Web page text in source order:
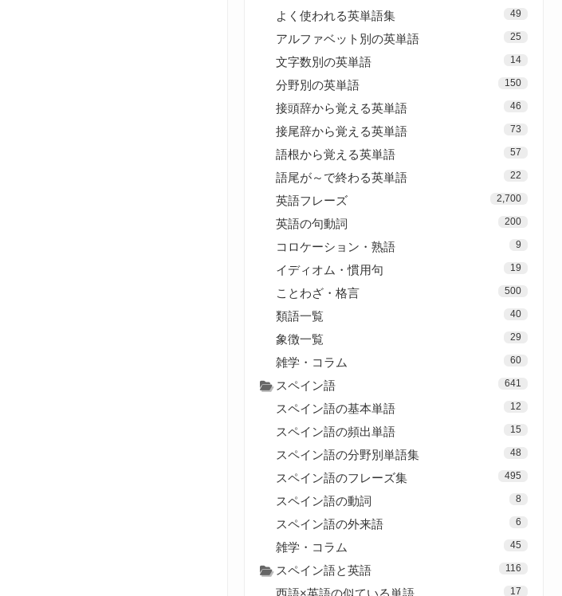
よく使われる英単語集 49
アルファベット別の英単語 25
文字数別の英単語 14
分野別の英単語 150
接頭辞から覚える英単語 46
接尾辞から覚える英単語 73
語根から覚える英単語 57
語尾が～で終わる英単語 22
英語フレーズ 2,700
英語の句動詞 200
コロケーション・熟語 9
イディオム・慣用句 19
ことわざ・格言 500
類語一覧 40
象徴一覧 29
雑学・コラム 60
スペイン語 641
スペイン語の基本単語 12
スペイン語の頻出単語 15
スペイン語の分野別単語集 48
スペイン語のフレーズ集 495
スペイン語の動詞 8
スペイン語の外来語 6
雑学・コラム 45
スペイン語と英語 116
西語×英語の似ている単語 17